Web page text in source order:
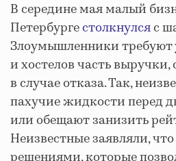
В середине мая малый
Петербургестолкнулсяс
Злоумышленники требуют
и хостелов часть
в случае отказа. Так,
пахучие жидкости перед
или обещают занизить
Неизвестные заявляли,